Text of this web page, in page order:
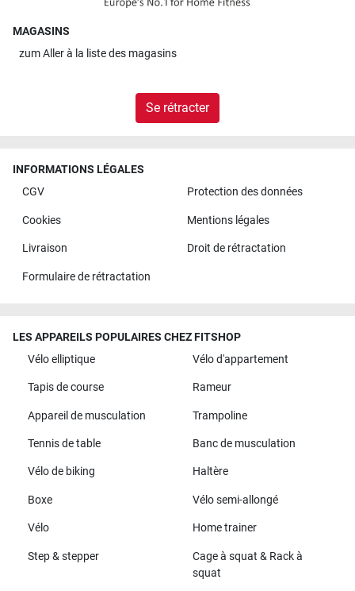
MAGASINS
zumAller à la liste des magasins
Se rétracter
INFORMATIONS LÉGALES
CGV
Protection des données
Cookies Mentions légales
Livraison Droit de rétractation
Formulaire de rétractation
LES APPAREILS POPULAIRES CHEZ FITSHOP
Vélo elliptique
Vélo d'appartement
Tapis de course Rameur
Appareil de musculation Trampoline
Tennis de table Banc de musculation
Vélo de biking Haltère
Boxe Vélo semi-allongé
Vélo Home trainer
Step & stepper
Cage à squat & Rack à
squat